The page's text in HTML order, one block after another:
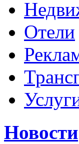
Отели
Новости